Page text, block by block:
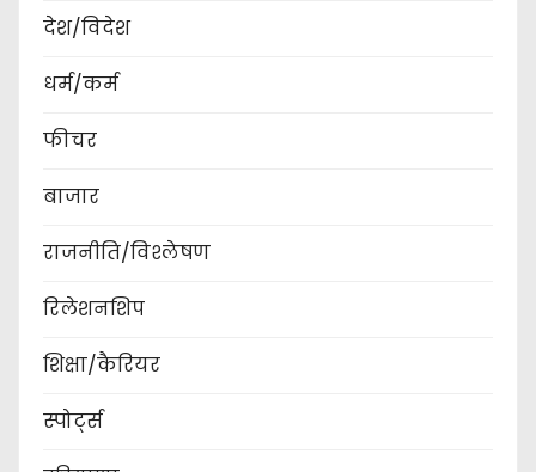
देश/विदेश
धर्म/कर्म
फीचर
बाजार
राजनीति/विश्लेषण
रिलेशनशिप
शिक्षा/कैरियर
स्पोर्ट्स